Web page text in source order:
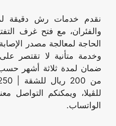
نقدم خدمات رش دقيقة
والفئران، مع فتح غرف
الحاجة لمعالجة مصدر
وخدمة متأنية لا تقتصر
ضمان لمدة ثلاثة أشهر حسب
للڤيلا، ويمكنكم التواصل
الواتساب.